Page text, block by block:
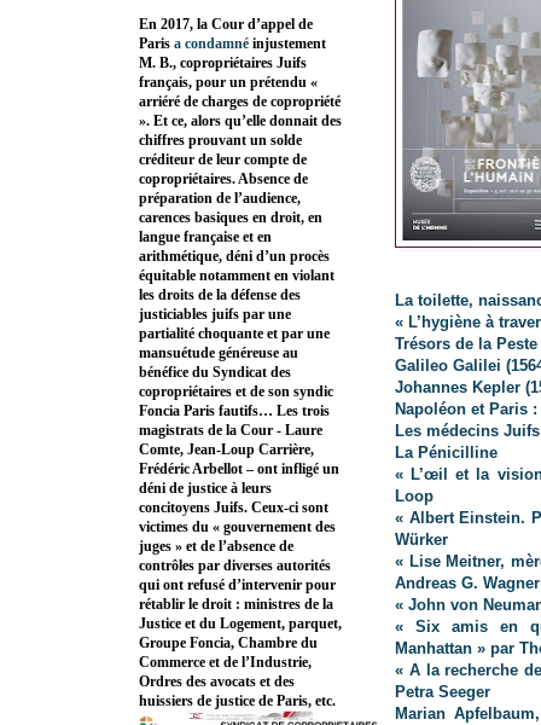
La toilette,
« L’hygiène à
Trésors de la
Galileo Galilei
Johannes Kepler
Napoléon et Paris
Les médecins
La Pénicilline
« L’œil et la
Loop
« Albert Einstein.
Würker
« Lise Meitner,
Andreas G. Wagner
« John von
« Six amis en
Manhattan » par
« A la recherche
Petra Seeger
Marian
En 2017, la Cour d’appel de
Paris a condamné injustement
M. B., copropriétaires Juifs
français, pour un prétendu «
arriéré de charges de copropriété
». Et ce, alors qu’elle donnait des
chiffres prouvant un solde
créditeur de leur compte de
copropriétaires. Absence de
préparation de l’audience,
carences basiques en droit, en
langue française et en
arithmétique, déni d’un procès
équitable notamment en violant
les droits de la défense des
justiciables juifs par une
partialité choquante et par une
mansuétude généreuse au
bénéfice du Syndicat des
copropriétaires et de son syndic
Foncia Paris fautifs… Les trois
magistrats de la Cour - Laure
Comte, Jean-Loup Carrière,
Frédéric Arbellot – ont infligé un
déni de justice à leurs
concitoyens Juifs. Ceux-ci sont
victimes du « gouvernement des
juges » et de l’absence de
contrôles par diverses autorités
qui ont refusé d’intervenir pour
rétablir le droit : ministres de la
Justice et du Logement, parquet,
Groupe Foncia, Chambre du
Commerce et de l’Industrie,
Ordres des avocats et des
huissiers de justice de Paris, etc.